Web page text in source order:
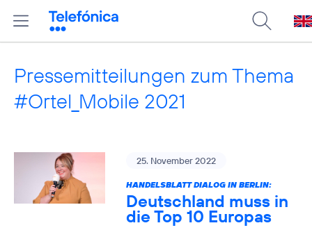
Pressemitteilungen zum Thema
#Ortel_Mobile 2021
25. November 2022
HANDELSBLATT DIALOG IN BERLIN:
Deutschland muss in
die Top 10 Europas